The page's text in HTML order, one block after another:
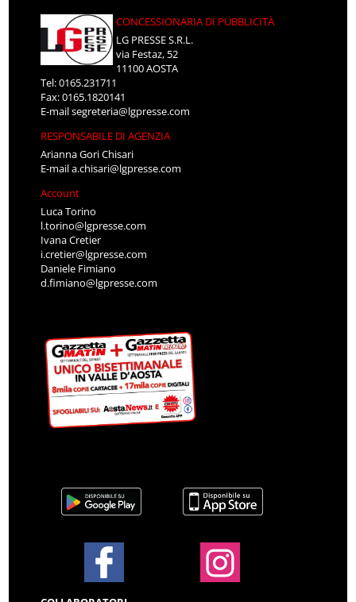
CONCESSIONARIA DI PUBBLICITÀ
LG PRESSE S.R.L.
via Festaz, 52
11100 AOSTA
Tel: 0165.231711
Fax: 0165.1820141
E-mailsegreteria@lgpresse.com
RESPONSABILE DI AGENZIA
Arianna Gori Chisari
E-maila.chisari@lgpresse.com
Account
Luca Torino
l.torino@lgpresse.com
Ivana Cretier
i.cretier@lgpresse.com
Daniele Fimiano
d.fimiano@lgpresse.com